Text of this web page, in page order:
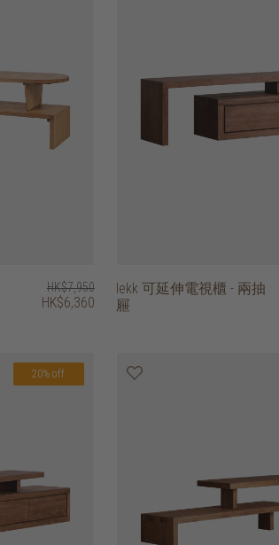
HK$7,950
HK$6,360
lekk 可延伸電視櫃 - 兩抽
屜
20% off